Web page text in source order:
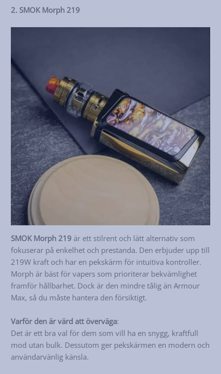
2. SMOK Morph 219
SMOK Morph 219 är ett stilrent och lätt alternativ som
fokuserar på enkelhet och prestanda. Den erbjuder upp till
219W kraft och har en pekskärm för intuitiva kontroller.
Morph är bäst för vapers som prioriterar bekvämlighet
framför hållbarhet. Dock är den mindre tålig än Armour
Max, så du måste hantera den försiktigt.
Varför den är värd att överväga:
Det är ett bra val för dem som vill ha en snygg, kraftfull
mod utan bulk. Dessutom ger pekskärmen en modern och
användarvänlig känsla.